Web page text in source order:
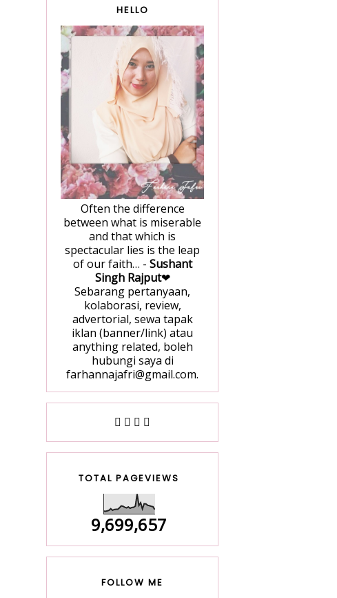
HELLO
Often the difference
between what is miserable
and that which is
spectacular lies is the leap
of our faith… - Sushant
Singh Rajput❤
Sebarang pertanyaan,
kolaborasi, review,
advertorial, sewa tapak
iklan (banner/link) atau
anything related, boleh
hubungi saya di
farhannajafri@gmail.com.
TOTAL PAGEVIEWS
9,699,657
FOLLOW ME